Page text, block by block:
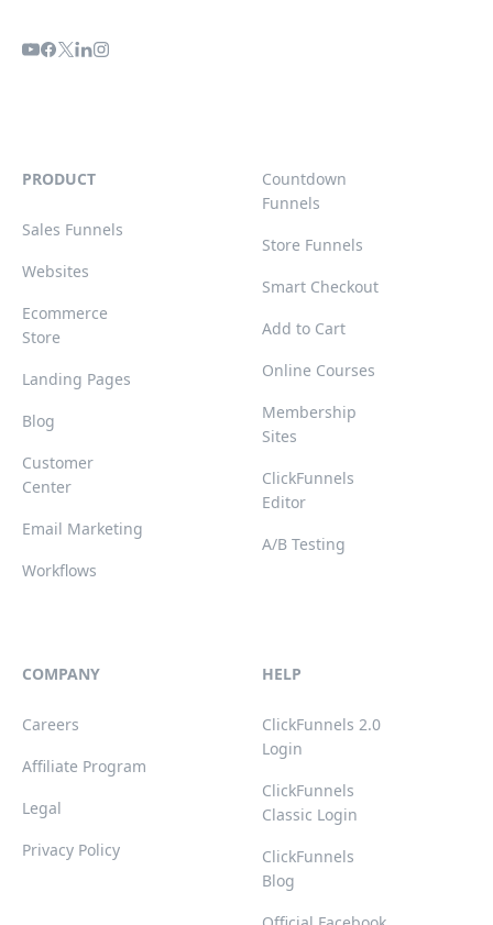
PRODUCT
Sales Funnels
Websites
Ecommerce
Store
Landing Pages
Blog
Customer
Center
Email Marketing
Workflows
Countdown
Funnels
Store Funnels
Smart Checkout
Add to Cart
Online Courses
Membership
Sites
ClickFunnels
Editor
A/B Testing
COMPANY
Careers
Affiliate Program
Legal
Privacy Policy
HELP
ClickFunnels 2.0
Login
ClickFunnels
Classic Login
ClickFunnels
Blog